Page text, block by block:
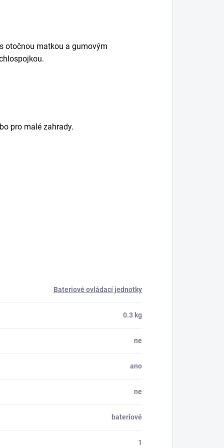
otočnou matkou a gumovým
pro malé zahrady.
Bateriové ovládací jednotky
0.3 kg
ne
ano
ne
bateriové
1